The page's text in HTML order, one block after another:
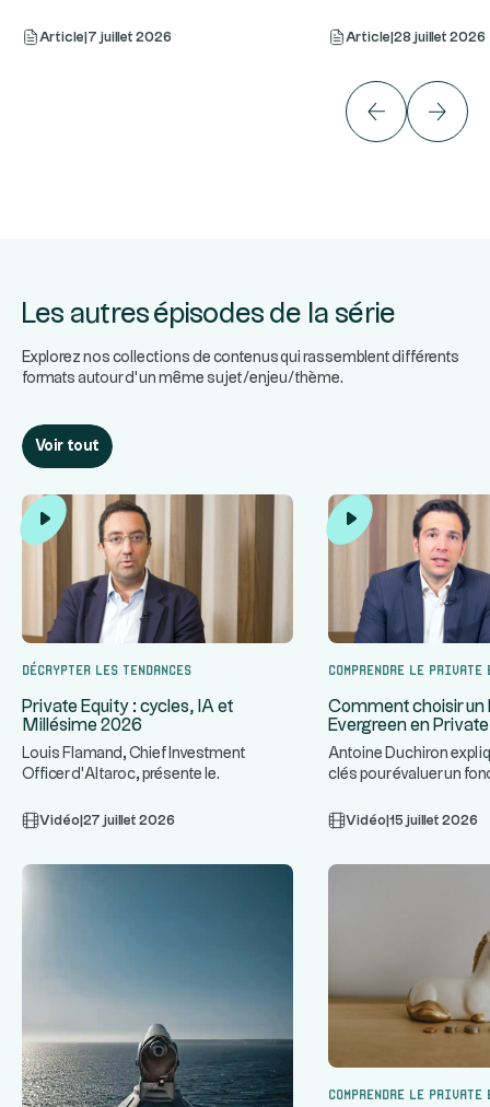
Article 7 juillet 2026 Article 28 juillet 2026
Les autres épisodes de la série
Explorez nos collections de contenus qui rassemblent différents
formats autour d’un même sujet/enjeu/thème.
Voir tout
Décrypter les tendances
Private Equity : cycles, IA et
Millésime 2026
Louis Flamand, Chief Investment
Officer d'Altaroc, présente le
... Vidéo 27 juillet 2026
Comprendre le Private
Comment choisir un
Evergreen en
Antoine Duchiron
clés pour évaluer un
Vidéo 15 juillet 2026
Comprendre le Private